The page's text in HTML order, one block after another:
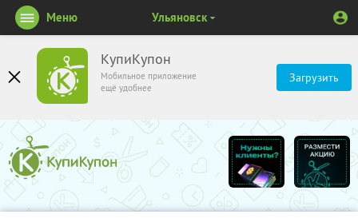
КупиКупон
Мобильное приложение
ещё удобнее
Загрузить
Меню Ульяновск